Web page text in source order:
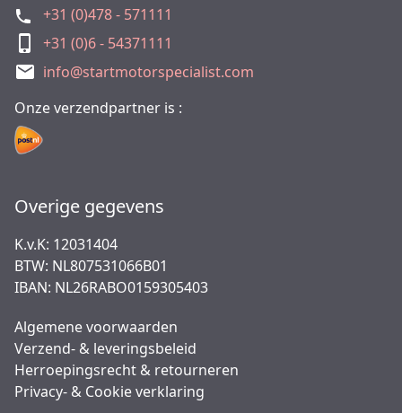
+31 (0)478 - 571111
+31 (0)6 - 54371111
info@startmotorspecialist.com
Onze verzendpartner is :
Overige gegevens
K.v.K: 12031404
BTW: NL807531066B01
IBAN: NL26RABO0159305403
Algemene voorwaarden
Verzend- & leveringsbeleid
Herroepingsrecht & retourneren
Privacy- & Cookie verklaring